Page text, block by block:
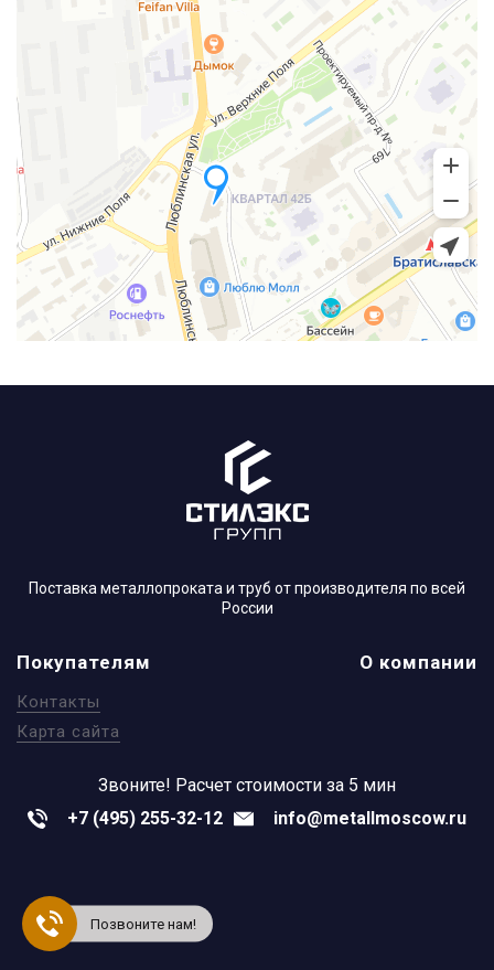
Поставка металлопроката и труб от производителя по всей
России
Покупателям
Контакты
Карта сайта
О компании
Звоните! Расчет стоимости за 5 мин
+7 (495) 255-32-12
info@metallmoscow.ru
Позвоните нам!